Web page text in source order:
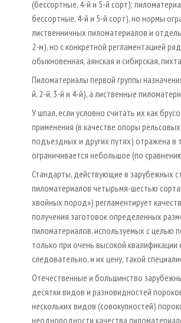
(бессортные, 4­-й и 5­-й сорт);
бессортные, 4­-й и 5­-й сорт), но нормы
лиственничных пиломатериалов и
2­-м), но с конкретной регламентацией
обыкновенная, аянская и сибирская,
Пиломатериалы первой группы
й, 2­-й, 3­-й и 4­-й), а лиственные
У шпал, если условно считать их как
применения (в качестве опоры
подъездных и других путях) отражена в
ограничивается небольшое (по
Стандарты, действующие в зарубежных
пиломатериалов четырьмя­-шестью
хвойных пород») регламентирует
получения заготовок определенных
пиломатериалов, используемых с целью
только при очень высокой
следовательно, и их цену, такой
Отечественные и большинство
десятки видов и разновидностей
нескольких видов (совокупностей)
неоднородности качества